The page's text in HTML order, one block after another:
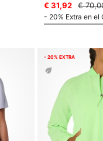
€ 31,92
€
- 20% Extra en el
- 20% EXTRA